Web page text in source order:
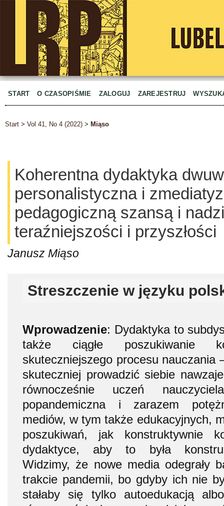
START O CZASOPIŚMIE ZALOGUJ ZAREJESTRUJ
Start > Vol 41, No 4 (2022) > Miąso
Koherentna dydaktyka
personalistyczna i
pedagogiczną szansą i
teraźniejszości i przyszłości
Janusz Miąso
Streszczenie w języku
Wprowadzenie: Dydaktyka to
także ciągłe poszukiwanie
skuteczniejszego procesu nauczania
skuteczniej prowadzić siebie
równocześnie uczeń
popandemiczna i zarazem
mediów, w tym także edukacyjnych,
poszukiwań, jak konstruktywnie
dydaktyce, aby to była
Widzimy, że nowe media odegrały
trakcie pandemii, bo gdyby ich nie
stałaby się tylko autoedukacją